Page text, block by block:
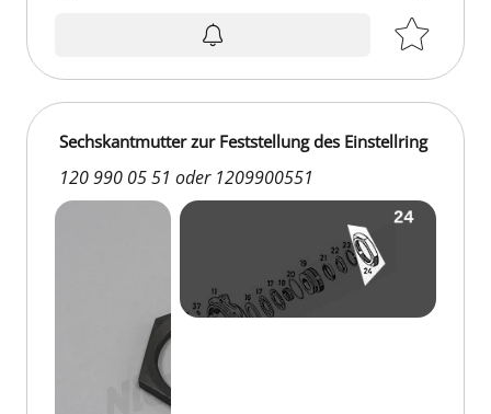
Sechskantmutter zur Feststellung des Einstellring
120 990 05 51 oder 1209900551